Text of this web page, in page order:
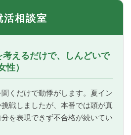
活相談室
えるだけで、しんどいで
）
聞くだけで動悸がします。夏イン
戦しましたが、本番では頭が真
を表現できず不合格が続いてい